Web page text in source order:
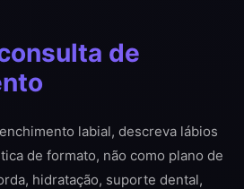
de
labial, descreva lábios
de formato, não como plano de
hidratação, suporte dental,